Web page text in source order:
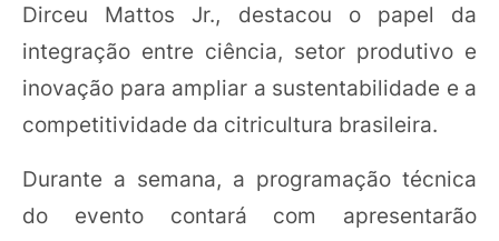
Dirceu Mattos Jr., destacou o papel da
integração entre ciência, setor produtivo e
inovação para ampliar a sustentabilidade e a
competitividade da citricultura brasileira.
Durante a semana, a programação técnica
do evento contará com apresentarão